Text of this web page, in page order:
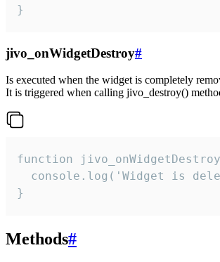
}
jivo_onWidgetDestroy#
Is executed when the widget is completely
It is triggered when calling jivo_destroy()
function
console.log('Widget is
}
Methods#